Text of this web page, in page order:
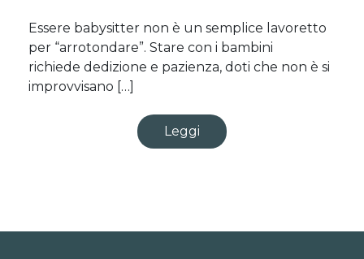
Essere babysitter non è un semplice lavoretto
per “arrotondare”. Stare con i bambini
richiede dedizione e pazienza, doti che non è si
improvvisano […]
Leggi